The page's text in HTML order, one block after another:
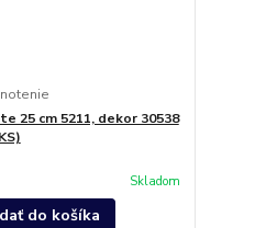
25 cm 5211, dekor 30538
Skladom
do košíka